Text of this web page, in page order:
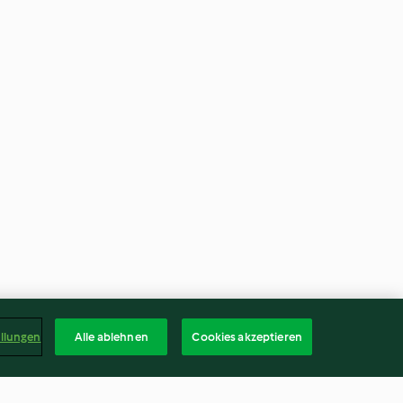
Alle ablehnen Cookies akzeptieren